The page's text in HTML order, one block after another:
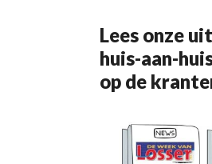
Lees onze
huis-aan-
op de